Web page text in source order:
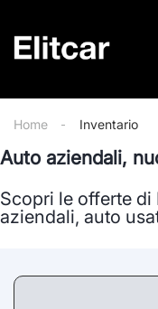
Home Inventario
Auto aziendali,
Scopri le offerte di
aziendali, auto